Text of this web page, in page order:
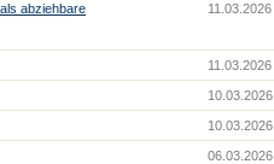
abziehbare
11.03.2026
11.03.2026
10.03.2026
10.03.2026
06.03.2026